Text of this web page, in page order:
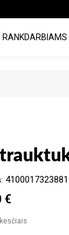
RANKDARBIAMS
€